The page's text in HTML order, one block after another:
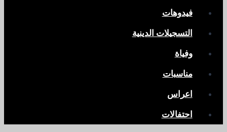
فيدوهات
التسجيلات الدينية
وفياة
مناسبات
اعراس
احتفالات